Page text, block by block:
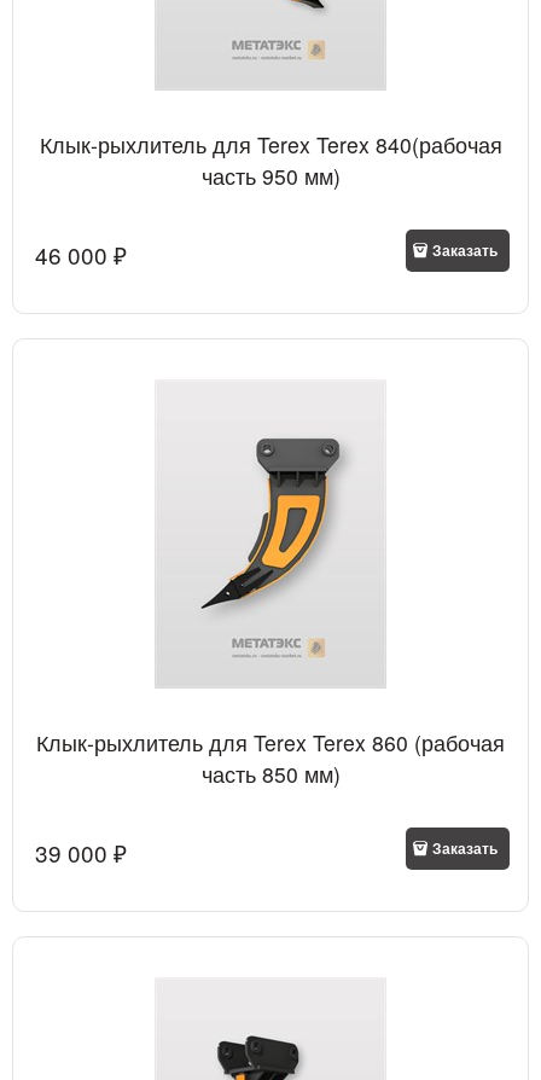
Клык-рыхлитель для Terex Terex 840(рабочая
часть 950 мм)
46 000 ₽ Заказать
Клык-рыхлитель для Terex Terex 860 (рабочая
часть 850 мм)
39 000 ₽ Заказать